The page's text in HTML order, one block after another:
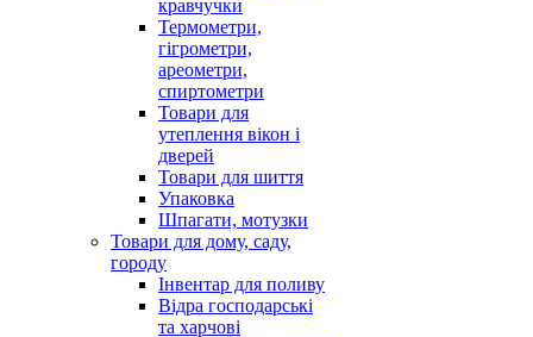
кравчучки
Термометри,
гігрометри,
ареометри,
спиртометри
Товари для
утеплення вікон і
дверей
Товари для шиття
Упаковка
Шпагати, мотузки
Товари для дому, саду,
городу
Інвентар для поливу
Відра господарські
та харчові